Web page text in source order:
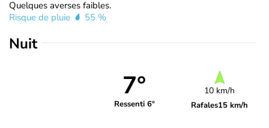
Quelques averses faibles.
Risque de pluie
55 %
Nuit
7°
Ressenti 6°
10 km/h
Rafales15 km/h